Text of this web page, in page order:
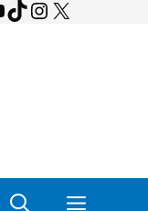
TikTok
Instagram
X